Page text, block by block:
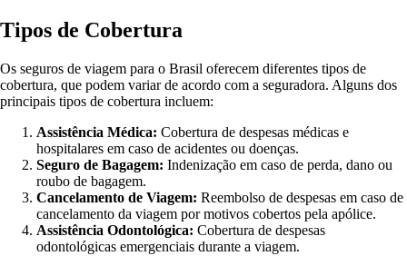
Tipos de Cobertura
Os seguros de viagem para o Brasil oferecem diferentes tipos de
cobertura, que podem variar de acordo com a seguradora. Alguns dos
principais tipos de cobertura incluem:
Assistência Médica: Cobertura de despesas médicas e
hospitalares em caso de acidentes ou doenças.
Seguro de Bagagem: Indenização em caso de perda, dano ou
roubo de bagagem.
Cancelamento de Viagem: Reembolso de despesas em caso de
cancelamento da viagem por motivos cobertos pela apólice.
Assistência Odontológica: Cobertura de despesas
odontológicas emergenciais durante a viagem.